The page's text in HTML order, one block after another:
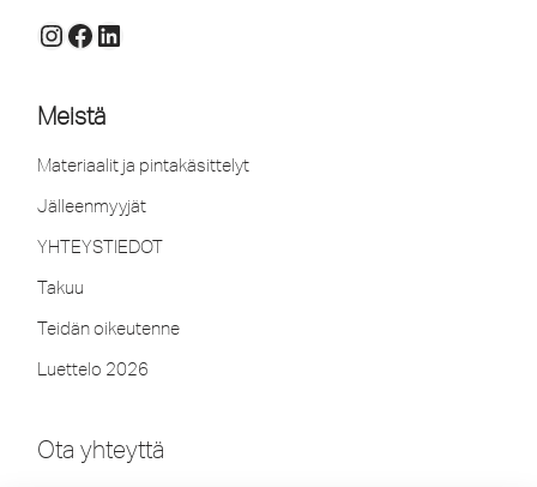
Meistä
Materiaalit ja pintakäsittelyt
Jälleenmyyjät
YHTEYSTIEDOT
Takuu
Teidän oikeutenne
Luettelo 2026
Ota yhteyttä